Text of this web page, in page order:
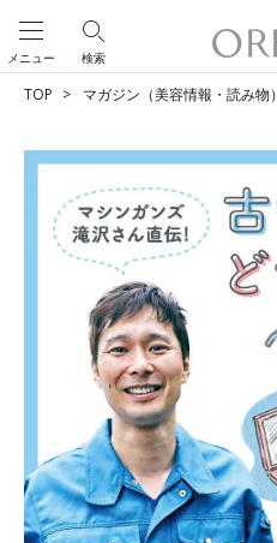
検索
メニュー
TOP マガジン（美容情報・読み物）